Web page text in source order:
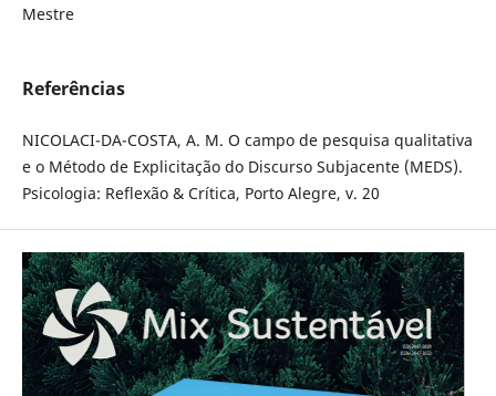
Mestre
Referências
NICOLACI-DA-COSTA, A. M. O campo de pesquisa qualitativa
e o Método de Explicitação do Discurso Subjacente (MEDS).
Psicologia: Reflexão & Crítica, Porto Alegre, v. 20